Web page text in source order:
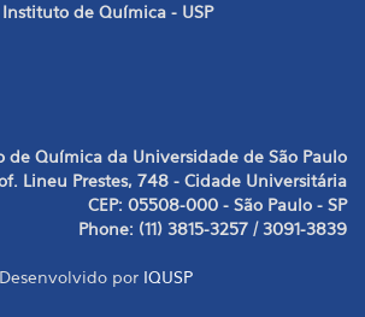
de Química - USP
de Química da Universidade de São Paulo
Lineu Prestes, 748 - Cidade Universitária
CEP: 05508-000 - São Paulo - SP
Phone: (11) 3815-3257 / 3091-3839
Desenvolvido por IQUSP